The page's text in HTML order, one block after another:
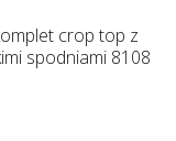
crop top z
spodniami 8108